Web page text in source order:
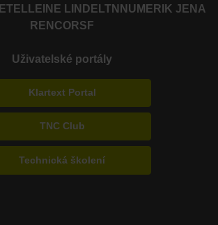
ETEL LEINE LINDE LTN NUMERIK JENA
RENCORSF
Uživatelské portály
Klartext Portal
TNC Club
Technická školení